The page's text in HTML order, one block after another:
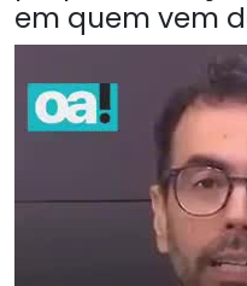
em quem vem